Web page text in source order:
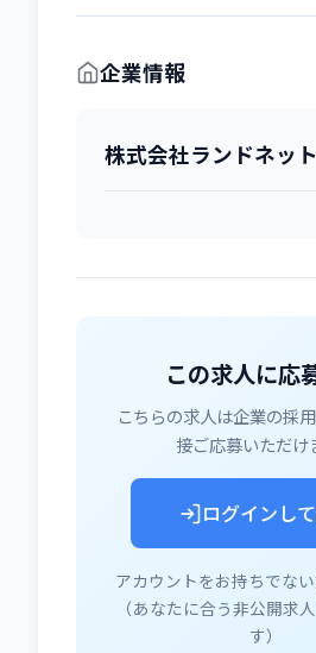
企業情報
株式会社ランドネット
この求人に応
こちらの求人は企業の採
接ご応募いただけ
ログインし
アカウントをお持ちでな
（あなたに合う非公開求
す）